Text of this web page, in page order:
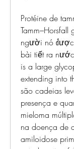
Protéine de
người nó được
bài tiết ra
is a large
extending into
são cadeias
presença e
mieloma
na doença de
amiloidose